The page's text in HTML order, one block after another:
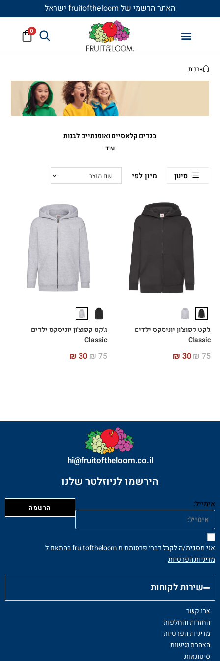
האתר הרשמי של fruitoftheloom ישראל
0
»בנות
בגדים קלאסיים ואופנתיים לבנות
סווטשרטים וקפוצ'ונים
מארזים אשר ילוו את הבנות שלכם
לתקופה ארוכה במחירים שווים.
עוד
סינון
ג'קט קפוצ'ון יוניסקס ילדים
Classic
₪75
₪ 30
ג'קט קפוצ'ון יוניסקס ילדים
Classic
₪75
₪ 30
הירשמו לניוזלטר שלנו
אימייל:
אני מסכימ/ה לקבל דברי פרסומת מ fruitoftheloom בהתאם ל
מדיניות הפרטיות
שירות לקוחות
צרו קשר
החזרות והחלפות
מדיניות הפרטיות
הצהרת נגישות
סיטונאות
hi@fruitoftheloom.co.il